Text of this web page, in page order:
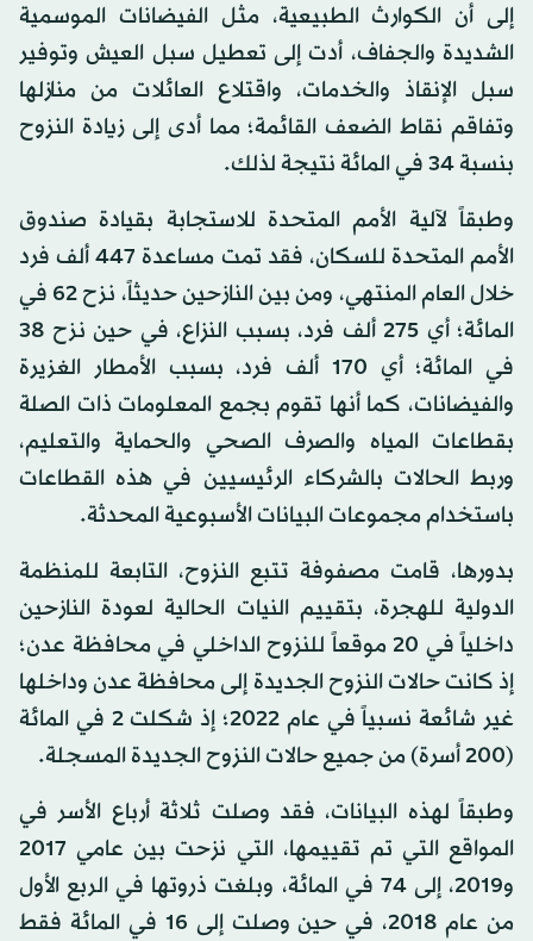
إلى أن الكوارث الطبيعية، مثل الفيضانات الموسمية
الشديدة والجفاف، أدت إلى تعطيل سبل العيش وتوفير
سبل الإنقاذ والخدمات، واقتلاع العائلات من منازلها
وتفاقم نقاط الضعف القائمة؛ مما أدى إلى زيادة النزوح
بنسبة 34 في المائة نتيجة لذلك.
وطبقاً لآلية الأمم المتحدة للاستجابة بقيادة صندوق
الأمم المتحدة للسكان، فقد تمت مساعدة 447 ألف فرد
خلال العام المنتهي، ومن بين النازحين حديثاً، نزح 62 في
المائة؛ أي 275 ألف فرد، بسبب النزاع، في حين نزح 38
في المائة؛ أي 170 ألف فرد، بسبب الأمطار الغزيرة
والفيضانات، كما أنها تقوم بجمع المعلومات ذات الصلة
بقطاعات المياه والصرف الصحي والحماية والتعليم،
وربط الحالات بالشركاء الرئيسيين في هذه القطاعات
باستخدام مجموعات البيانات الأسبوعية المحدثة.
بدورها، قامت مصفوفة تتبع النزوح، التابعة للمنظمة
الدولية للهجرة، بتقييم النيات الحالية لعودة النازحين
داخلياً في 20 موقعاً للنزوح الداخلي في محافظة عدن؛
إذ كانت حالات النزوح الجديدة إلى محافظة عدن وداخلها
غير شائعة نسبياً في عام 2022؛ إذ شكلت 2 في المائة
(200 أسرة) من جميع حالات النزوح الجديدة المسجلة.
وطبقاً لهذه البيانات، فقد وصلت ثلاثة أرباع الأسر في
المواقع التي تم تقييمها، التي نزحت بين عامي 2017
و2019، إلى 74 في المائة، وبلغت ذروتها في الربع الأول
من عام 2018، في حين وصلت إلى 16 في المائة فقط